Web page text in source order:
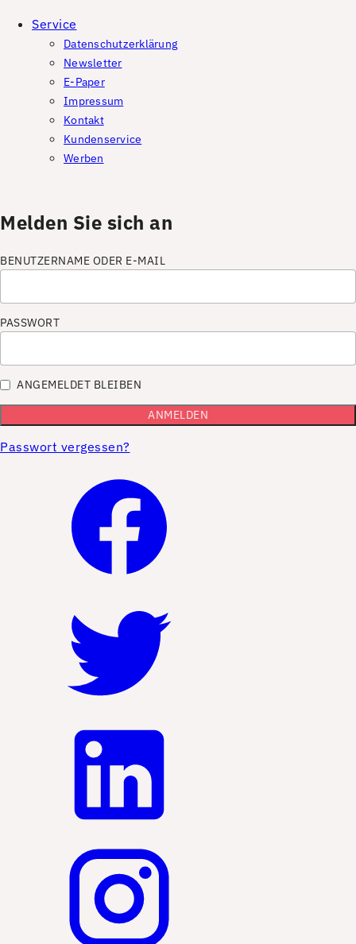
Service
Datenschutzerklärung
Newsletter
E-Paper
Impressum
Kontakt
Kundenservice
Werben
Melden Sie sich an
BENUTZERNAME ODER E-MAIL
PASSWORT
ANGEMELDET BLEIBEN
Passwort vergessen?